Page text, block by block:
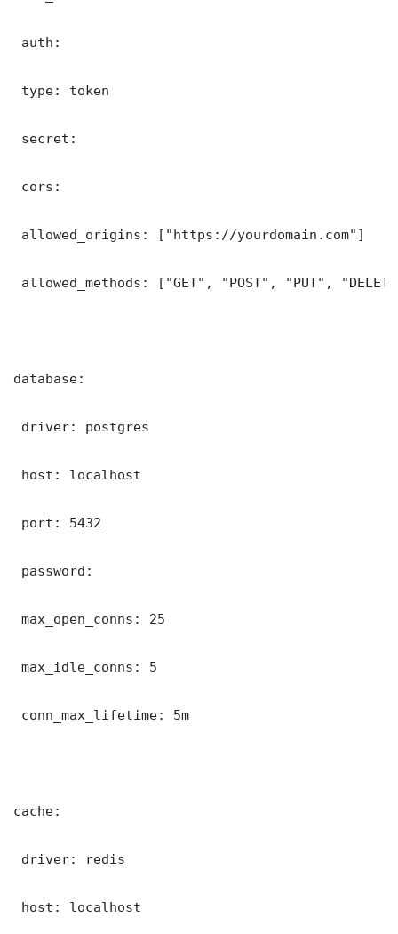
auth:
type: token
secret:
cors:
allowed_origins: ["https://yourdomain.com"]
allowed_methods: ["GET", "POST", "PUT",
database:
driver: postgres
host: localhost
port: 5432
password:
max_open_conns: 25
max_idle_conns: 5
conn_max_lifetime: 5m
cache:
driver: redis
host: localhost